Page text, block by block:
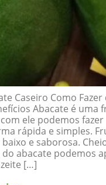
Caseiro Como
Abacate é uma
ele podemos
rápida e simples.
e saborosa.
do abacate podemos
[…]